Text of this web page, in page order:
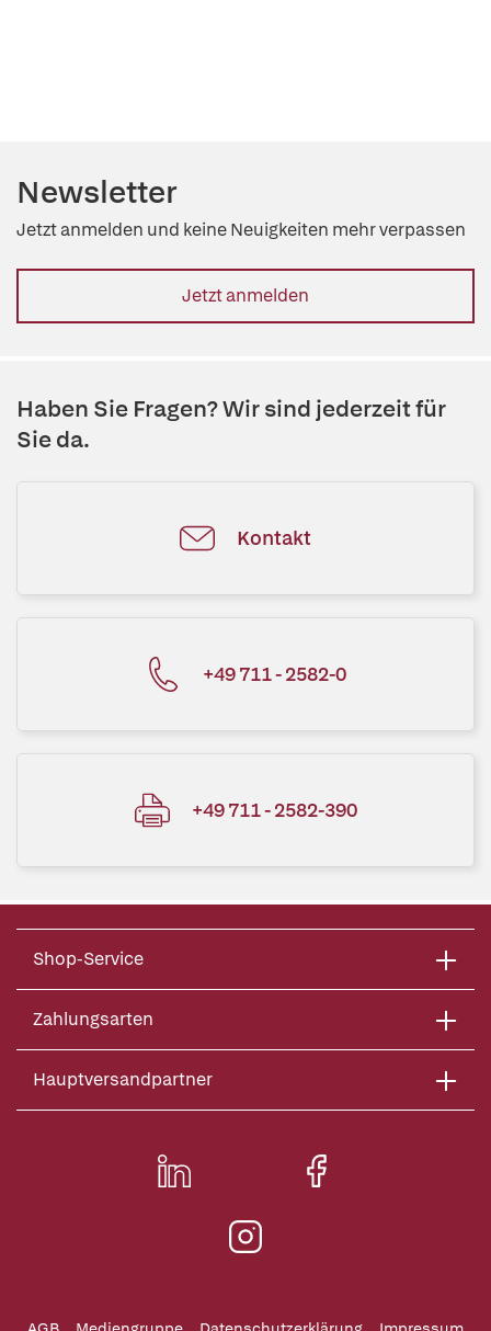
Newsletter
Jetzt anmelden und keine Neuigkeiten mehr verpassen
Jetzt anmelden
Haben Sie Fragen? Wir sind jederzeit für
Sie da.
Kontakt
+49 711 - 2582-0
+49 711 - 2582-390
Shop-Service
Zahlungsarten
Hauptversandpartner